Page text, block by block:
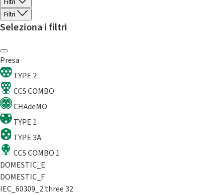
Filtri
Seleziona i filtri
Presa
TYPE 2
CCS COMBO
CHAdeMO
TYPE 1
TYPE 3A
CCS COMBO 1
DOMESTIC_E
DOMESTIC_F
IEC_60309_2 three 32